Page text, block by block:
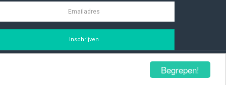
Begrepen!
Inschrijven
Aanmelden